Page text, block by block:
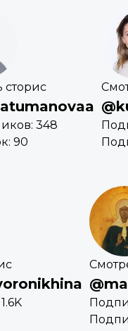
сторис
348
90